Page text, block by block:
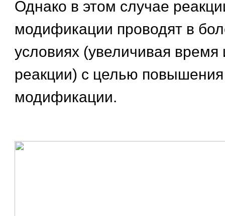
Однако в этом случае
модификации проводят в
условиях (увеличивая время
реакции) с целью повышения
модификации.